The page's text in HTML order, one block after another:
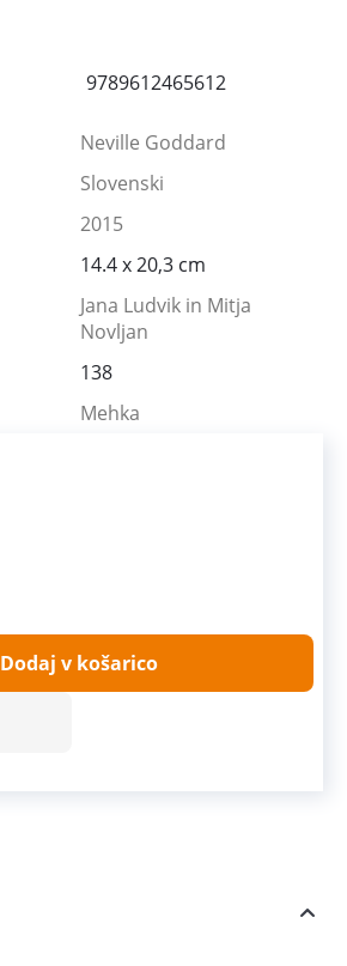
9789612465612
Neville Goddard
Slovenski
2015
14.4 x 20,3 cm
Jana Ludvik in Mitja
Novljan
138
Mehka
Dodaj v košarico